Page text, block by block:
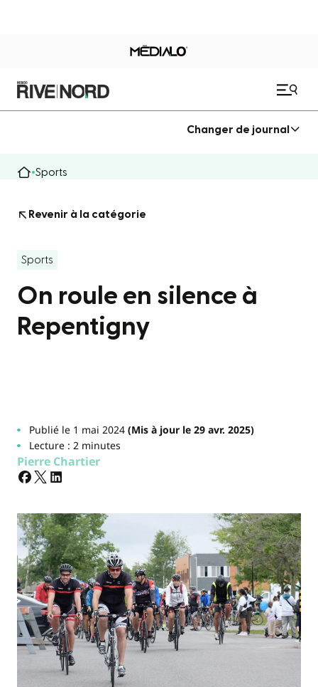
Changer de journal
Sports
Revenir à la catégorie
Sports
On roule en silence à
Repentigny
Publié le 1 mai 2024(Mis à jour le 29 avr. 2025)
Lecture : 2 minutes
Pierre Chartier